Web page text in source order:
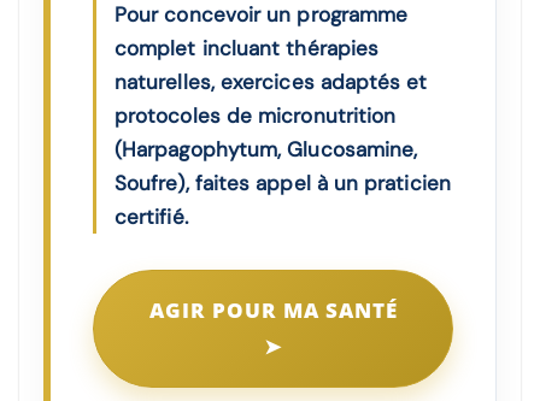
Pour concevoir un programme
complet incluant thérapies
naturelles, exercices adaptés et
protocoles de micronutrition
(Harpagophytum, Glucosamine,
Soufre), faites appel à un praticien
certifié.
AGIR POUR MA SANTÉ
➤